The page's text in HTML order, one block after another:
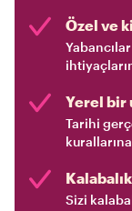
Özel ve
Yerel bir
Tarihi
Sizi